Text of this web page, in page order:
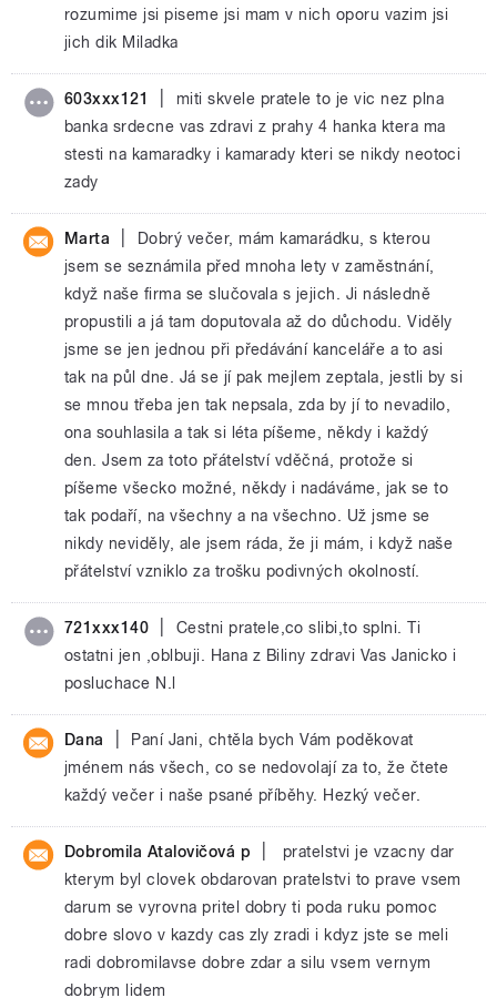
rozumime jsi piseme jsi mam v nich oporu vazim jsi
jich dik Miladka
603xxx121
miti skvele pratele to je vic nez plna
banka srdecne vas zdravi z prahy 4 hanka ktera ma
stesti na kamaradky i kamarady kteri se nikdy neotoci
zady
Marta
Dobrý večer, mám kamarádku, s kterou
jsem se seznámila před mnoha lety v zaměstnání,
když naše firma se slučovala s jejich. Ji následně
propustili a já tam doputovala až do důchodu. Viděly
jsme se jen jednou při předávání kanceláře a to asi
tak na půl dne. Já se jí pak mejlem zeptala, jestli by si
se mnou třeba jen tak nepsala, zda by jí to nevadilo,
ona souhlasila a tak si léta píšeme, někdy i každý
den. Jsem za toto přátelství vděčná, protože si
píšeme všecko možné, někdy i nadáváme, jak se to
tak podaří, na všechny a na všechno. Už jsme se
nikdy neviděly, ale jsem ráda, že ji mám, i když naše
přátelství vzniklo za trošku podivných okolností.
721xxx140
Cestni pratele,co slibi,to splni. Ti
ostatni jen ,oblbuji. Hana z Biliny zdravi Vas Janicko i
posluchace N.l
Dana
Paní Jani, chtěla bych Vám poděkovat
jménem nás všech, co se nedovolají za to, že čtete
každý večer i naše psané příběhy. Hezký večer.
Dobromila Atalovičová p
pratelstvi je vzacny dar
kterym byl clovek obdarovan pratelstvi to prave vsem
darum se vyrovna pritel dobry ti poda ruku pomoc
dobre slovo v kazdy cas zly zradi i kdyz jste se meli
radi dobromilavse dobre zdar a silu vsem vernym
dobrym lidem